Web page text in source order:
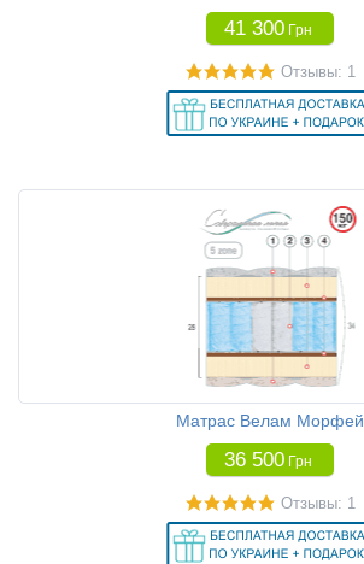
41 300 Грн
Отзывы: 1
Матрас Велам Морфей
36 500 Грн
Отзывы: 1